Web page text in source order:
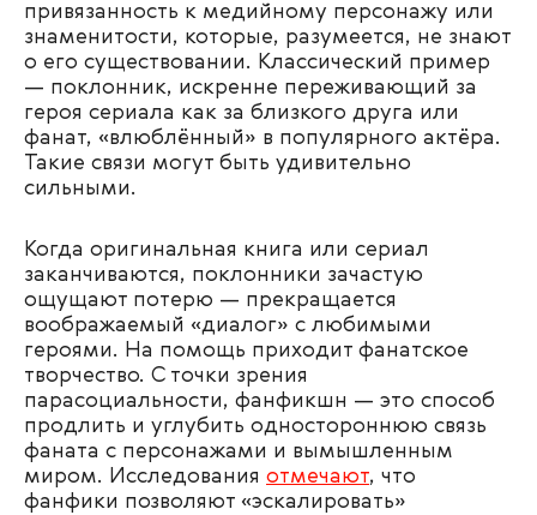
привязанность к медийному персонажу или
знаменитости, которые, разумеется, не знают
о его существовании. Классический пример
— поклонник, искренне переживающий за
героя сериала как за близкого друга или
фанат, «влюблённый» в популярного актёра.
Такие связи могут быть удивительно
сильными.
Когда оригинальная книга или сериал
заканчиваются, поклонники зачастую
ощущают потерю — прекращается
воображаемый «диалог» с любимыми
героями. На помощь приходит фанатское
творчество. С точки зрения
парасоциальности, фанфикшн — это способ
продлить и углубить одностороннюю связь
фаната с персонажами и вымышленным
миром. Исследования отмечают, что
фанфики позволяют «эскалировать»